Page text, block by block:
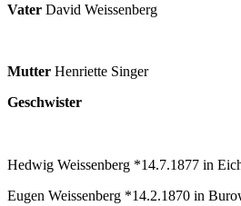
Vater David Weissenberg
Mutter Henriette Singer
Geschwister
Hedwig Weissenberg *14.7.1877 in
Eugen Weissenberg *14.2.1870 in